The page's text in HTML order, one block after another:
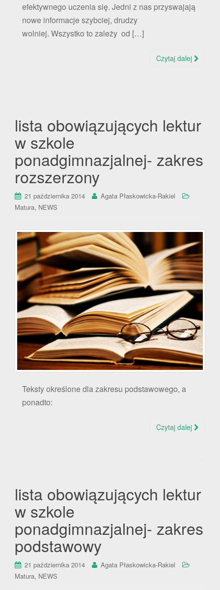
efektywnego uczenia się. Jedni z nas przyswajają
nowe informacje szybciej, drudzy
wolniej. Wszystko to zależy od […]
Czytaj dalej
lista obowiązujących lektur
w szkole
ponadgimnazjalnej- zakres
rozszerzony
21 października 2014
Agata Płaskowicka-Rakiel
Matura, NEWS
Teksty określone dla zakresu podstawowego, a
ponadto:
Czytaj dalej
lista obowiązujących lektur
w szkole
ponadgimnazjalnej- zakres
podstawowy
21 października 2014
Agata Płaskowicka-Rakiel
Matura, NEWS